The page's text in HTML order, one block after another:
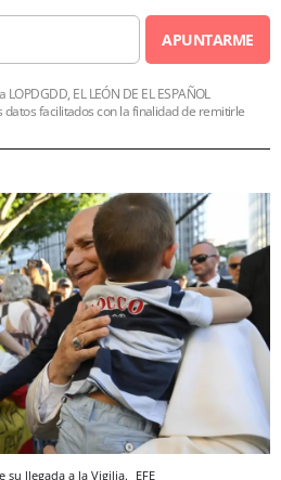
APUNTARME
EL LEÓN DE EL ESPAÑOL
datos facilitados con la finalidad de remitirle
su llegada a la Vigilia. EFE